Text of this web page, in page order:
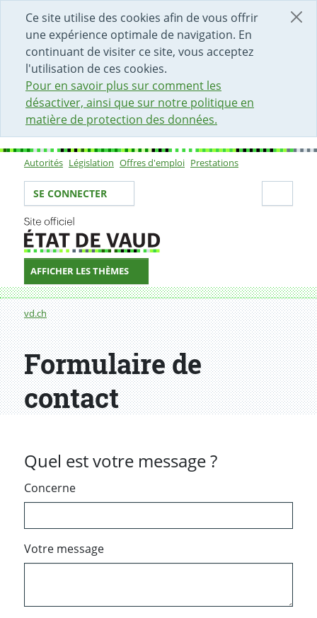
Ce site utilise des cookies afin de vous offrir
une expérience optimale de navigation. En
continuant de visiter ce site, vous acceptez
l'utilisation de ces cookies.
Pour en savoir plus sur comment les
désactiver, ainsi que sur notre politique en
matière de protection des données.
DÉBUT DU CONTENU DE LA PAGE
ACCÈS AU CHAMP DE RECHERCHE
PAGE D'ACCUEIL
FORMULAIRE DE CONTACT
Sous-navigation
Autorités Législation Offres d'emploi Prestations
Votre identité
SE CONNECTER
AFFICHER LES THÈMES
Fil d'Ariane
vd.ch
Formulaire de contact
Formulaire de
contact
Quel est votre message ?
Concerne
Votre message